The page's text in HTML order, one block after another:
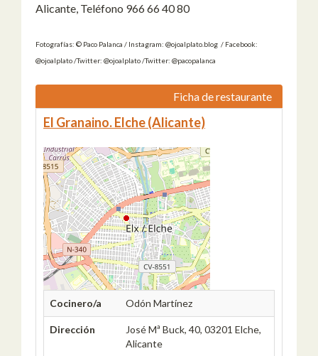
Alicante, Teléfono 966 66 40 80
Fotografías: © Paco Palanca / Instagram: @ojoalplato.blog / Facebook:
@ojoalplato /Twitter: @ojoalplato /Twitter: @pacopalanca
Ficha de restaurante
El Granaino. Elche (Alicante)
Cocinero/a Odón Martínez
Dirección
José Mª Buck, 40, 03201 Elche,
Alicante